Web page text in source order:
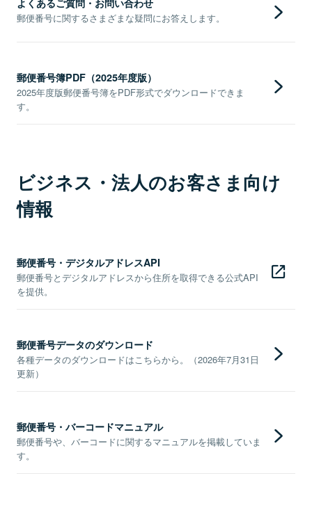
よくあるご質問・お問い合わせ
郵便番号に関するさまざまな疑問にお答えします。
郵便番号簿PDF（2025年度版）
2025年度版郵便番号簿をPDF形式でダウンロードできま
す。
ビジネス・法人のお客さま向け
情報
郵便番号・デジタルアドレスAPI
郵便番号とデジタルアドレスから住所を取得できる公式API
を提供。
郵便番号データのダウンロード
各種データのダウンロードはこちらから。（2026年7月31日
更新）
郵便番号・バーコードマニュアル
郵便番号や、バーコードに関するマニュアルを掲載していま
す。